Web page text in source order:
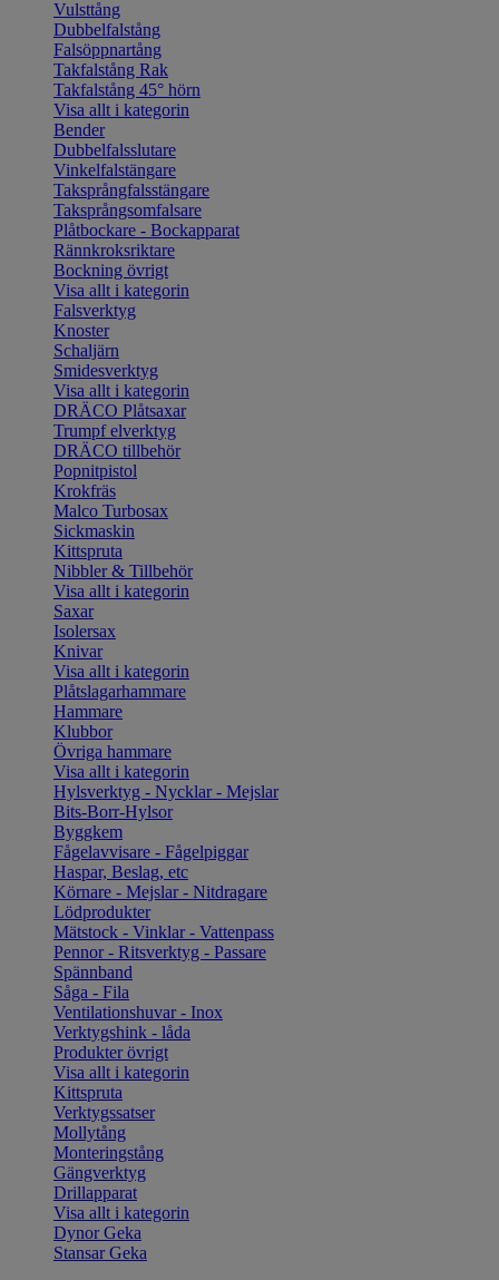
Vulsttång
Dubbelfalstång
Falsöppnartång
Takfalstång Rak
Takfalstång 45° hörn
Visa allt i kategorin
Bender
Dubbelfalsslutare
Vinkelfalstängare
Taksprångfalsstängare
Taksprångsomfalsare
Plåtbockare - Bockapparat
Rännkroksriktare
Bockning övrigt
Visa allt i kategorin
Falsverktyg
Knoster
Schaljärn
Smidesverktyg
Visa allt i kategorin
DRÄCO Plåtsaxar
Trumpf elverktyg
DRÄCO tillbehör
Popnitpistol
Krokfräs
Malco Turbosax
Sickmaskin
Kittspruta
Nibbler & Tillbehör
Visa allt i kategorin
Saxar
Isolersax
Knivar
Visa allt i kategorin
Plåtslagarhammare
Hammare
Klubbor
Övriga hammare
Visa allt i kategorin
Hylsverktyg - Nycklar - Mejslar
Bits-Borr-Hylsor
Byggkem
Fågelavvisare - Fågelpiggar
Haspar, Beslag, etc
Körnare - Mejslar - Nitdragare
Lödprodukter
Mätstock - Vinklar - Vattenpass
Pennor - Ritsverktyg - Passare
Spännband
Såga - Fila
Ventilationshuvar - Inox
Verktygshink - låda
Produkter övrigt
Visa allt i kategorin
Kittspruta
Verktygssatser
Mollytång
Monteringstång
Gängverktyg
Drillapparat
Visa allt i kategorin
Dynor Geka
Stansar Geka